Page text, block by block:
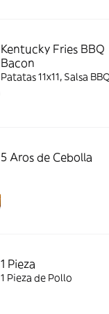
Kentucky Fries BBQ
Bacon
Patatas 11x11, Salsa
5 Aros de Cebolla
1 Pieza
1 Pieza de Pollo